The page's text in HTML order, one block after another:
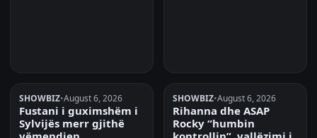
SHOWBIZ•August 6, 2026
Fustani i guximshëm i
Sylvijës merr gjithë
SHOWBIZ•August 6, 2026
Rihanna dhe ASAP
Rocky “humbin